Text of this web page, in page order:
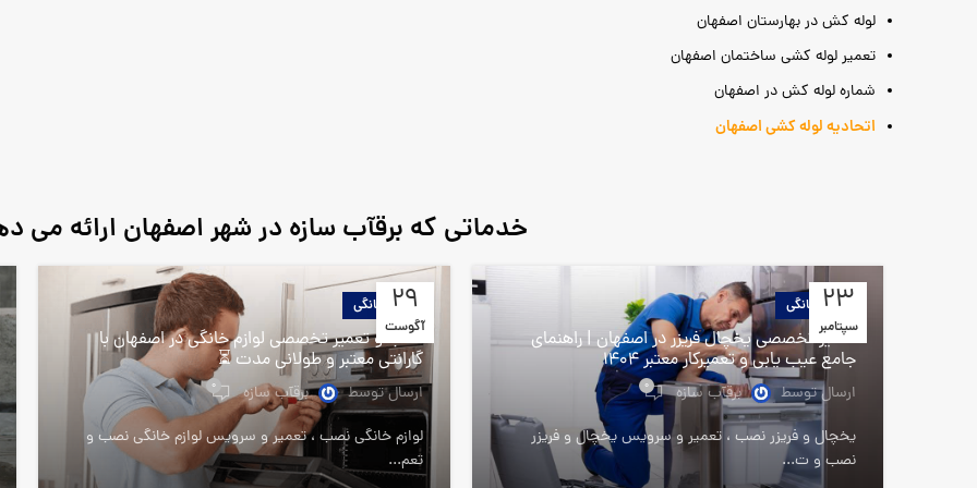
لوله کش در بهارستان اصفهان
تعمیر لوله کشی ساختمان اصفهان
شماره لوله کش در اصفهان
اتحادیه لوله کشی اصفهان
خدماتی که برقآب سازه در شهر اصفهان ارائه می
23
سپتامبر
لوازم خانگی
تعمیر تخصصی یخچال فریزر در اصفهان | راهنمای
جامع عیب یابی و تعمیرکار معتبر 1404
ارسال توسط برقآب سازه 0
یخچال و فریزر نصب ، تعمیر و سرویس یخچال و فریزر
نصب و ت...
29
آگوست
لوازم خانگی
نصب و تعمیر تخصصی لوازم خانگی در اصفهان با
گارانتی معتبر و طولانی مدت ⏳
ارسال توسط برقآب سازه 0
لوازم خانگی نصب ، تعمیر و سرویس لوازم خانگی نصب و
تعم...